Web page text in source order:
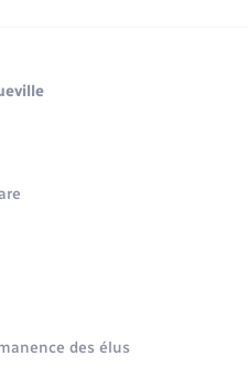
des élus